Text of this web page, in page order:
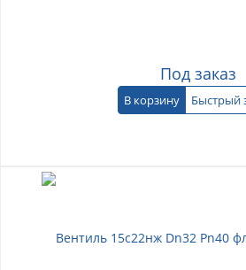
Под заказ
В корзину Быстрый